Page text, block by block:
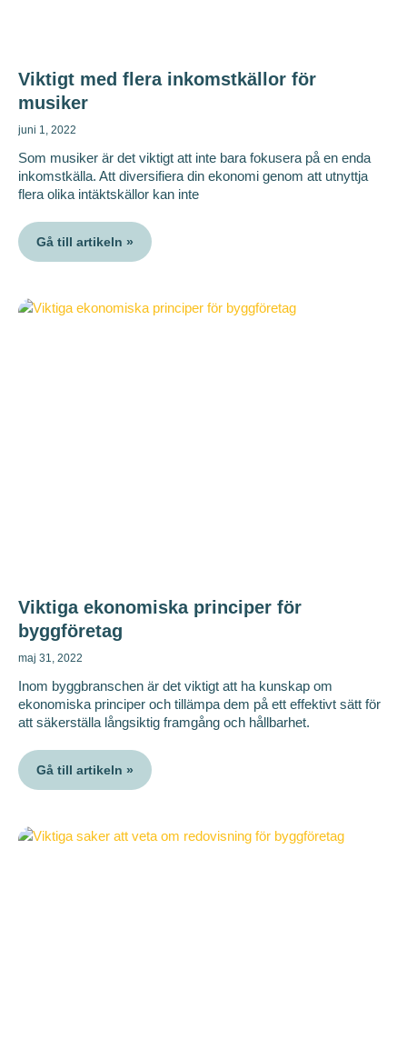
Viktigt med flera inkomstkällor för
musiker
juni 1, 2022
Som musiker är det viktigt att inte bara fokusera på en enda
inkomstkälla. Att diversifiera din ekonomi genom att utnyttja
flera olika intäktskällor kan inte
Gå till artikeln »
Viktiga ekonomiska principer för
byggföretag
maj 31, 2022
Inom byggbranschen är det viktigt att ha kunskap om
ekonomiska principer och tillämpa dem på ett effektivt sätt för
att säkerställa långsiktig framgång och hållbarhet.
Gå till artikeln »